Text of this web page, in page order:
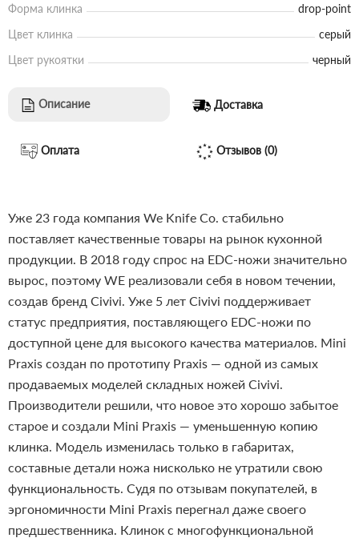
Форма клинка
drop-point
Цвет клинка
серый
Цвет рукоятки
черный
Описание Доставка
Оплата Отзывов (0)
Уже 23 года компания We Knife Co. стабильно
поставляет качественные товары на рынок кухонной
продукции. В 2018 году спрос на EDC-ножи значительно
вырос, поэтому WE реализовали себя в новом течении,
создав бренд Civivi. Уже 5 лет Civivi поддерживает
статус предприятия, поставляющего EDC-ножи по
доступной цене для высокого качества материалов. Mini
Praxis создан по прототипу Praxis — одной из самых
продаваемых моделей складных ножей Civivi.
Производители решили, что новое это хорошо забытое
старое и создали Mini Praxis — уменьшенную копию
клинка. Модель изменилась только в габаритах,
составные детали ножа нисколько не утратили свою
функциональность. Судя по отзывам покупателей, в
эргономичности Mini Praxis перегнал даже своего
предшественника. Клинок с многофункциональной